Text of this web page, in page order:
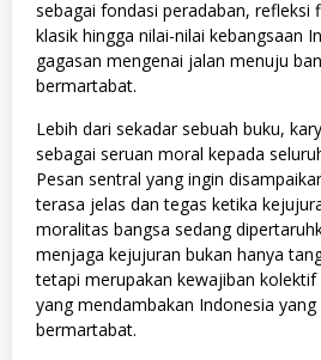
sebagai fondasi peradaban, refleksi
klasik hingga nilai-nilai kebangsaan
gagasan mengenai jalan menuju
bermartabat.
Lebih dari sekadar sebuah buku,
sebagai seruan moral kepada
Pesan sentral yang ingin
terasa jelas dan tegas ketika
moralitas bangsa sedang
menjaga kejujuran bukan hanya
tetapi merupakan kewajiban kolektif
yang mendambakan Indonesia
bermartabat.